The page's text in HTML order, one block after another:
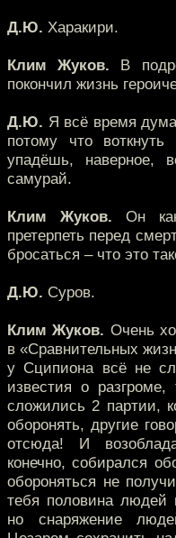
Д.Ю. Харакири.
Клим Жуков. В
покончил жизнь
Д.Ю. Я всё время
потому что
упадёшь, наверное,
самурай.
Клим Жуков. Он
претерпеть перед
бросаться – что это
Д.Ю. Суров.
Клим Жуков. Очень
в «Сравнительных
у Сципиона всё не
известия о разгроме,
сложились 2 партии,
оборонять, другие
отсюда! И
конечно, собирался
обороняться не
тебя половина людей
но снаряжение